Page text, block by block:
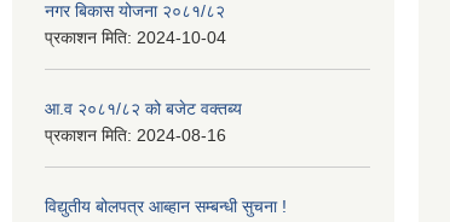
नगर बिकास योजना २०८१/८२
प्रकाशन मिति: 2024-10-04
आ.व २०८१/८२ को बजेट वक्तब्य
प्रकाशन मिति: 2024-08-16
विद्युतीय बोलपत्र आब्हान सम्बन्धी सुचना !